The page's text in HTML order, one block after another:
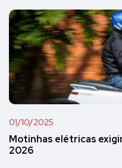
01/10/2025
Motinhas elétricas
2026